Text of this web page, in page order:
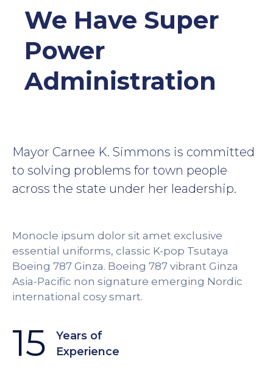
We Have Super
Power
Administration
Mayor Carnee K. Simmons is committed
to solving problems for town people
across the state under her leadership.
Monocle ipsum dolor sit amet exclusive
essential uniforms, classic K-pop Tsutaya
Boeing 787 Ginza. Boeing 787 vibrant Ginza
Asia-Pacific non signature emerging Nordic
international cosy smart.
15
Years of
Experience